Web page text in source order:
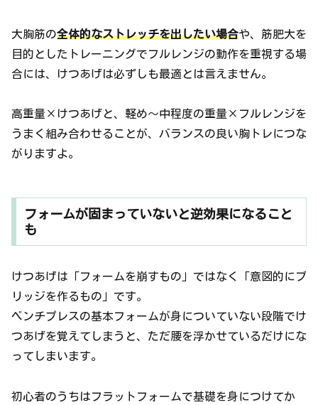
大胸筋の全体的なストレッチを出したい場合や、筋肥大を
目的としたトレーニングでフルレンジの動作を重視する場
合には、けつあげは必ずしも最適とは言えません。
高重量×けつあげと、軽め〜中程度の重量×フルレンジを
うまく組み合わせることが、バランスの良い胸トレにつな
がりますよ。
フォームが固まっていないと逆効果になること
も
けつあげは「フォームを崩すもの」ではなく「意図的にブ
リッジを作るもの」です。
ベンチプレスの基本フォームが身についていない段階でけ
つあげを覚えてしまうと、ただ腰を浮かせているだけにな
ってしまいます。
初心者のうちはフラットフォームで基礎を身につけてか